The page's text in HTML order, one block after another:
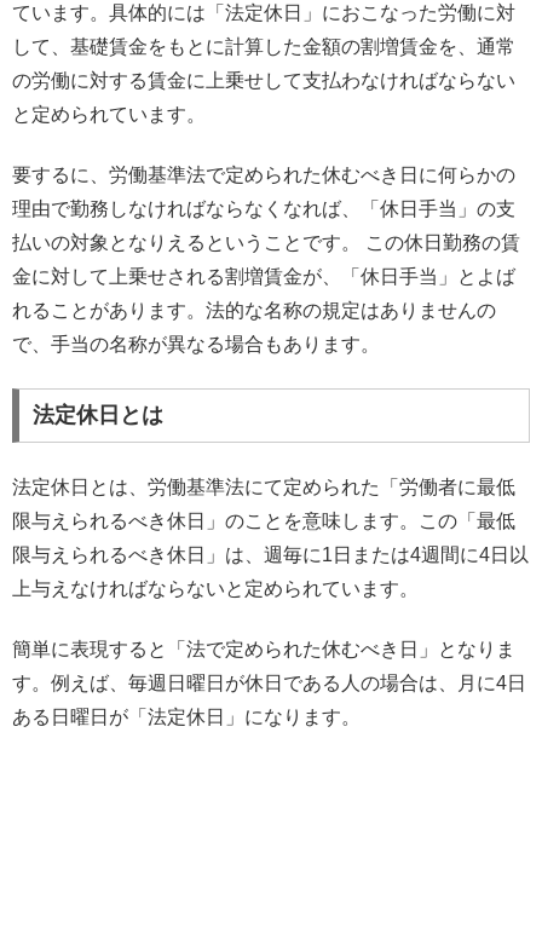
ています。具体的には「法定休日」におこなった労働に対
して、基礎賃金をもとに計算した金額の割増賃金を、通常
の労働に対する賃金に上乗せして支払わなければならない
と定められています。
要するに、労働基準法で定められた休むべき日に何らかの
理由で勤務しなければならなくなれば、「休日手当」の支
払いの対象となりえるということです。 この休日勤務の賃
金に対して上乗せされる割増賃金が、「休日手当」とよば
れることがあります。法的な名称の規定はありませんの
で、手当の名称が異なる場合もあります。
法定休日とは
法定休日とは、労働基準法にて定められた「労働者に最低
限与えられるべき休日」のことを意味します。この「最低
限与えられるべき休日」は、週毎に1日または4週間に4日以
上与えなければならないと定められています。
簡単に表現すると「法で定められた休むべき日」となりま
す。例えば、毎週日曜日が休日である人の場合は、月に4日
ある日曜日が「法定休日」になります。